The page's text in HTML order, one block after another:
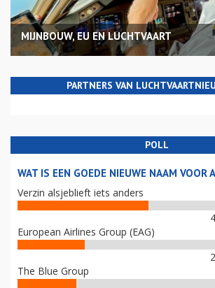
MIJNBOUW, EU EN LUCHTVAART
PARTNERS VAN
POLL
WAT IS EEN GOEDE NIEUWE NAAM VOOR
Verzin alsjeblieft iets anders
European Airlines Group (EAG)
The Blue Group